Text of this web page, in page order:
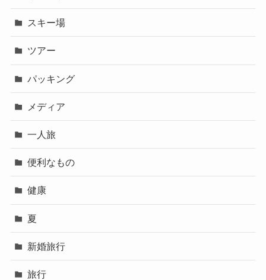
スキー場
ツアー
パッキング
メディア
一人旅
便利なもの
健康
夏
新婚旅行
旅行